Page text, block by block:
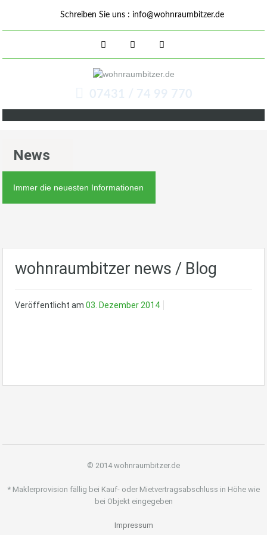
Schreiben Sie uns : info@wohnraumbitzer.de
07431 / 74 99 770
News
Immer die neuesten Informationen
wohnraumbitzer news / Blog
Veröffentlicht am 03. Dezember 2014
© 2014 wohnraumbitzer.de
* Maklerprovision fällig bei Kauf- oder Mietvertragsabschluss in Höhe wie
bei Objekt eingegeben
Impressum